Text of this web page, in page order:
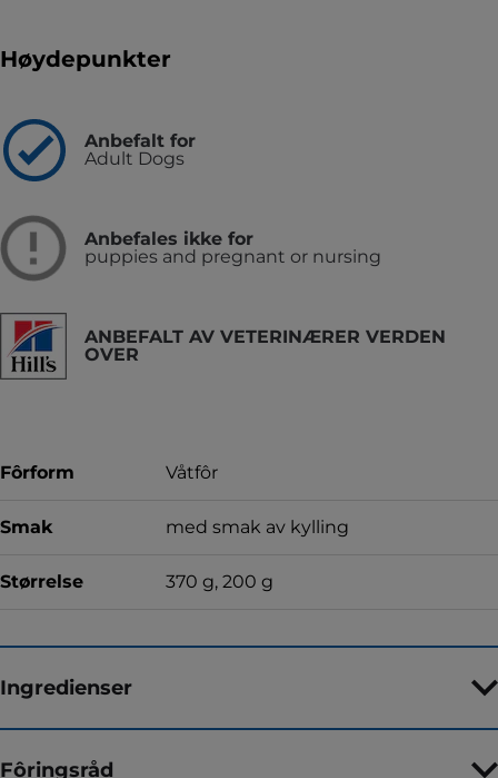
Høydepunkter
Anbefalt for
Adult Dogs
Anbefales ikke for
puppies and pregnant or nursing
ANBEFALT AV VETERINÆRER VERDEN
OVER
Fôrform Våtfôr
Smak med smak av kylling
Størrelse 370 g, 200 g
Ingredienser
Fôringsråd